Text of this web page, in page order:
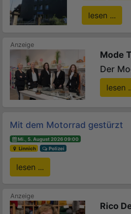
lesen ...
Mode
Der
lesen
Mit dem Motorrad gestürzt
Mi., 5. August 2026 09:00
Linnich
Polizei
lesen ...
Rico